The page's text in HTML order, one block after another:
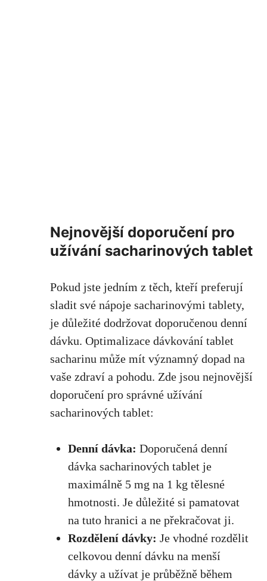
Nejnovější doporučení pro
užívání sacharinových tablet
Pokud​ jste⁤ jedním z těch, kteří preferují
sladit své nápoje ​sacharinovými​ tablety,
je důležité dodržovat doporučenou denní⁣
dávku. ⁣Optimalizace dávkování tablet
sacharinu může mít významný ​dopad na
vaše zdraví a pohodu. Zde ⁢jsou nejnovější
doporučení pro správné užívání
sacharinových tablet:
Denní dávka: Doporučená⁢ denní
dávka sacharinových tablet je
maximálně 5⁤ mg na 1 kg tělesné
hmotnosti. ⁤Je⁣ důležité si pamatovat
na⁤ tuto hranici a ne ⁤překračovat ji.
Rozdělení dávky: Je ‍vhodné ⁤rozdělit
‍celkovou denní dávku na menší
dávky​ a užívat je průběžně během